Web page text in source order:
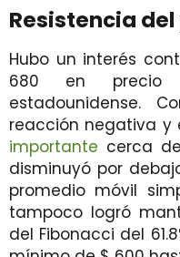
Resistencia
Hubo un interés
680 en precio
estadounidense.
reacción negativa y
importante cerca
disminuyó por
promedio móvil
tampoco logró
del Fibonacci del